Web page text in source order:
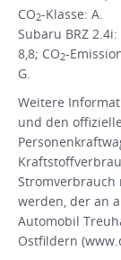
CO2-Klasse: A.
Subaru BRZ
8,8; CO2-
G.
Weitere
und den
Stromverbrauch
werden, der an
Automobil
Ostfildern